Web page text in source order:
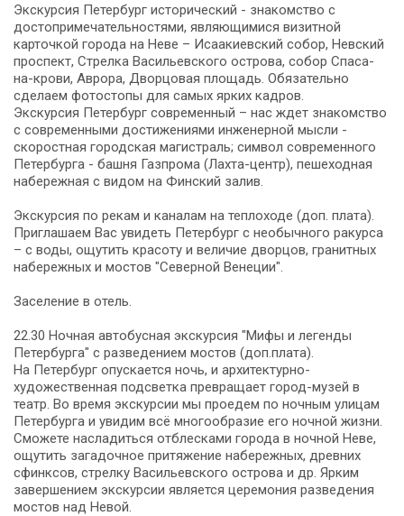
Экскурсия Петербург исторический - знакомство с
достопримечательностями, являющимися визитной
карточкой города на Неве – Исаакиевский собор, Невский
проспект, Стрелка Васильевского острова, собор Спаса-
на-крови, Аврора, Дворцовая площадь. Обязательно
сделаем фотостопы для самых ярких кадров.
Экскурсия Петербург современный – нас ждет знакомство
с современными достижениями инженерной мысли -
скоростная городская магистраль; символ современного
Петербурга - башня Газпрома (Лахта-центр), пешеходная
набережная с видом на Финский залив.
Экскурсия по рекам и каналам на теплоходе (доп. плата).
Приглашаем Вас увидеть Петербург с необычного ракурса
– с воды, ощутить красоту и величие дворцов, гранитных
набережных и мостов "Северной Венеции".
Заселение в отель.
22.30 Ночная автобусная экскурсия "Мифы и легенды
Петербурга" с разведением мостов (доп.плата).
На Петербург опускается ночь, и архитектурно-
художественная подсветка превращает город-музей в
театр. Во время экскурсии мы проедем по ночным улицам
Петербурга и увидим всё многообразие его ночной жизни.
Сможете насладиться отблесками города в ночной Неве,
ощутить загадочное притяжение набережных, древних
сфинксов, стрелку Васильевского острова и др. Ярким
завершением экскурсии является церемония разведения
мостов над Невой.